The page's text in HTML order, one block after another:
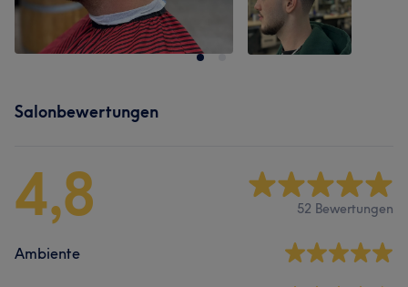
Salonbewertungen
4,8 52 Bewertungen
Ambiente